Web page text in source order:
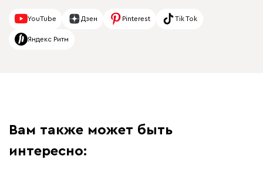
YouTube Дзен Pinterest Tik Tok
Яндекс Ритм
Вам также может быть
интересно: